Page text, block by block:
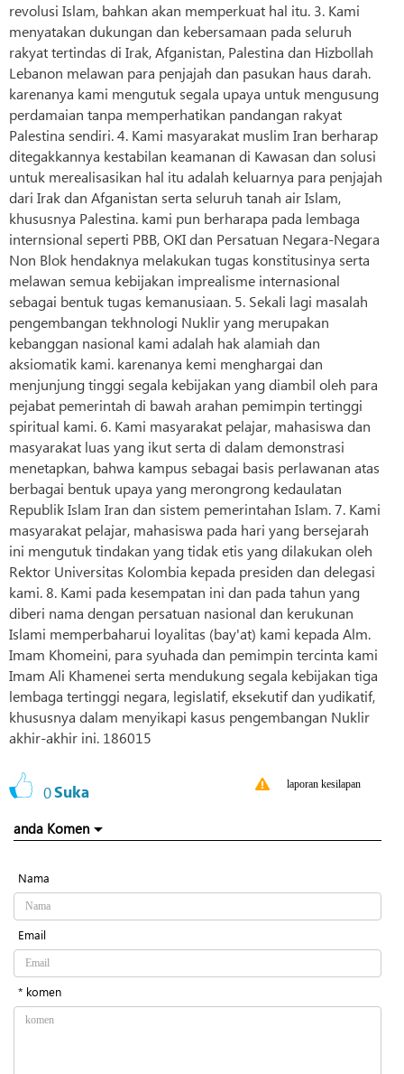
revolusi Islam, bahkan akan memperkuat hal itu. 3. Kami
menyatakan dukungan dan kebersamaan pada seluruh
rakyat tertindas di Irak, Afganistan, Palestina dan Hizbollah
Lebanon melawan para penjajah dan pasukan haus darah.
karenanya kami mengutuk segala upaya untuk mengusung
perdamaian tanpa memperhatikan pandangan rakyat
Palestina sendiri. 4. Kami masyarakat muslim Iran berharap
ditegakkannya kestabilan keamanan di Kawasan dan solusi
untuk merealisasikan hal itu adalah keluarnya para penjajah
dari Irak dan Afganistan serta seluruh tanah air Islam,
khususnya Palestina. kami pun berharapa pada lembaga
internsional seperti PBB, OKI dan Persatuan Negara-Negara
Non Blok hendaknya melakukan tugas konstitusinya serta
melawan semua kebijakan imprealisme internasional
sebagai bentuk tugas kemanusiaan. 5. Sekali lagi masalah
pengembangan tekhnologi Nuklir yang merupakan
kebanggan nasional kami adalah hak alamiah dan
aksiomatik kami. karenanya kemi menghargai dan
menjunjung tinggi segala kebijakan yang diambil oleh para
pejabat pemerintah di bawah arahan pemimpin tertinggi
spiritual kami. 6. Kami masyarakat pelajar, mahasiswa dan
masyarakat luas yang ikut serta di dalam demonstrasi
menetapkan, bahwa kampus sebagai basis perlawanan atas
berbagai bentuk upaya yang merongrong kedaulatan
Republik Islam Iran dan sistem pemerintahan Islam. 7. Kami
masyarakat pelajar, mahasiswa pada hari yang bersejarah
ini mengutuk tindakan yang tidak etis yang dilakukan oleh
Rektor Universitas Kolombia kepada presiden dan delegasi
kami. 8. Kami pada kesempatan ini dan pada tahun yang
diberi nama dengan persatuan nasional dan kerukunan
Islami memperbaharui loyalitas (bay'at) kami kepada Alm.
Imam Khomeini, para syuhada dan pemimpin tercinta kami
Imam Ali Khamenei serta mendukung segala kebijakan tiga
lembaga tertinggi negara, legislatif, eksekutif dan yudikatif,
khususnya dalam menyikapi kasus pengembangan Nuklir
akhir-akhir ini. 186015
0Suka laporan kesilapan
anda Komen
Nama
Email
* komen